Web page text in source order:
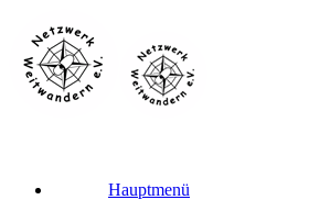
Hauptmenü